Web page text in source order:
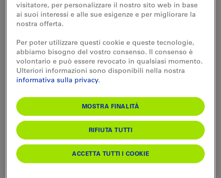
stazione di Lützelflüh-
Goldbach in circa 10
minuti a piedi.
Contributo alla settimana
tematica di TeleBärn
dall'11.5.2020
visitatore, per personalizzare il nostro sito web in base
ai suoi interessi e alle sue esigenze e per migliorare la
nostra offerta.
Per poter utilizzare questi cookie e queste tecnologie,
abbiamo bisogno del vostro consenso. Il consenso è
volontario e può essere revocato in qualsiasi momento.
Ulteriori informazioni sono disponibili nella nostra
informativa sulla privacy.
MOSTRA FINALITÀ
RIFIUTA TUTTI
ACCETTA TUTTI I COOKIE